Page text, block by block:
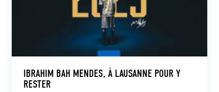
IBRAHIM BAH MENDES, À LAUSANNE POUR Y
RESTER